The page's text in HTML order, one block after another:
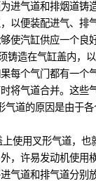
进气道和排烟道铸
以便装配进气、排
使汽缸供应一个良
造在气缸盖内，
每个气门都有一个
将气道合并。这些
气道的原因是由于
使用叉形气道，也
，许易发动机使用
气道和排气道分别